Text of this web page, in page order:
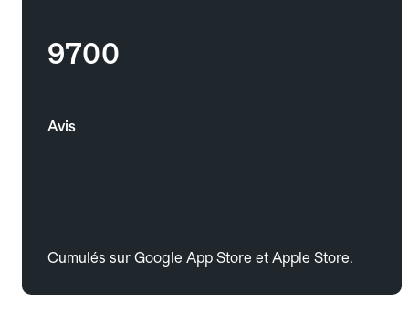
9700
Avis
Cumulés sur Google App Store et Apple Store.